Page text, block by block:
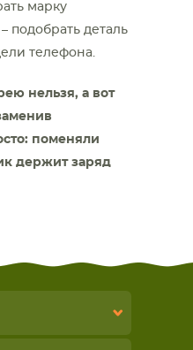
марку
подобрать деталь
телефона.
нельзя, а вот
поменяли
держит заряд